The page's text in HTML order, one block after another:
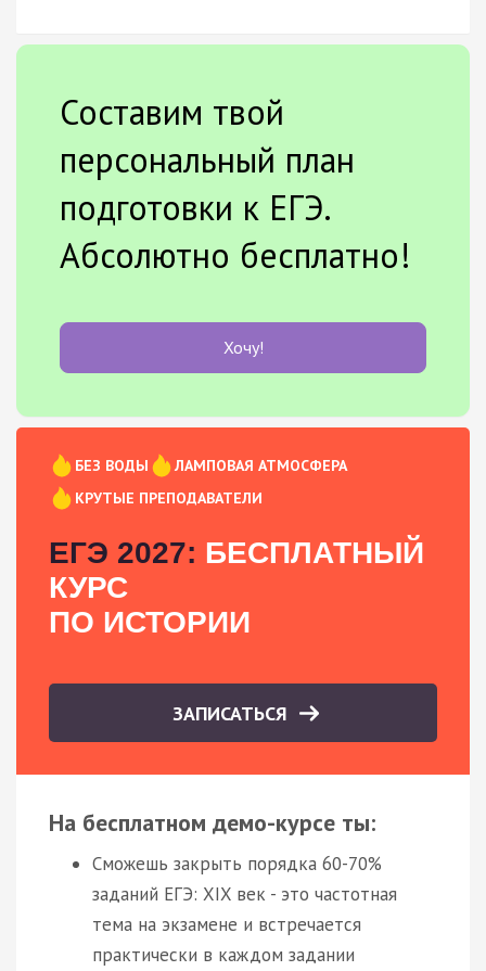
Составим твой
персональный план
подготовки к ЕГЭ.
Абсолютно бесплатно!
Хочу!
БЕЗ ВОДЫ
ЛАМПОВАЯ АТМОСФЕРА
КРУТЫЕ ПРЕПОДАВАТЕЛИ
ЕГЭ 2027: БЕСПЛАТНЫЙ
КУРС
ПО ИСТОРИИ
ЗАПИСАТЬСЯ
На бесплатном демо-курсе ты:
Сможешь закрыть порядка 60-70%
заданий ЕГЭ: XIX век - это частотная
тема на экзамене и встречается
практически в каждом задании